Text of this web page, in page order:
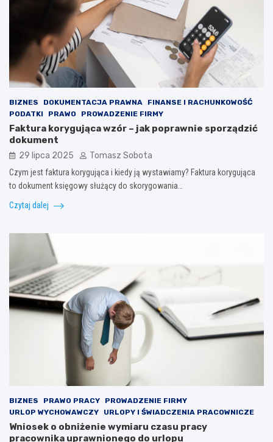
BIZNES DOKUMENTACJA PRAWNA
FINANSE I RACHUNKOWOŚĆ
PODATKI
PRAWO PROWADZENIE FIRMY
Faktura korygująca wzór – jak poprawnie sporządzić
dokument
29 lipca 2025 Tomasz Sobota
Czym jest faktura korygująca i kiedy ją wystawiamy? Faktura korygująca
to dokument księgowy służący do skorygowania…
Czytaj dalej
BIZNES PRAWO PRACY
PROWADZENIE FIRMY
URLOP WYCHOWAWCZY
URLOPY I ŚWIADCZENIA PRACOWNICZE
Wniosek o obniżenie wymiaru czasu pracy
pracownika uprawnionego do urlopu